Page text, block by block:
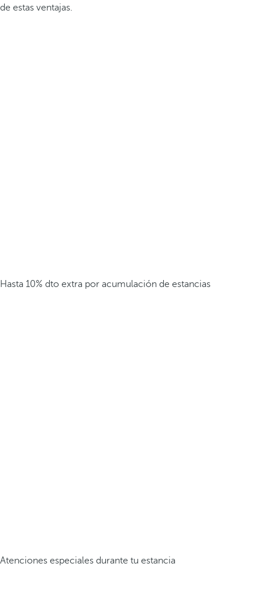
de estas ventajas.
Hasta 10% dto extra por acumulación de estancias
Atenciones especiales durante tu estancia